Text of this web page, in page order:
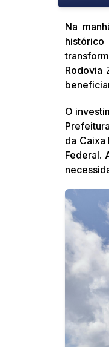
Na
Rodovia
O
da Caixa
Federal.